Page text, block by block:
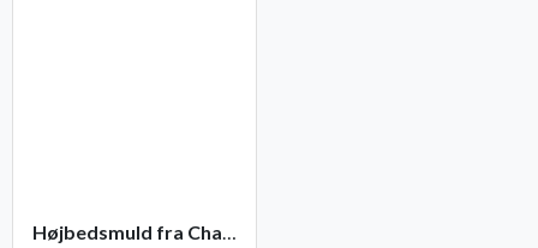
Højbedsmuld fra Champost